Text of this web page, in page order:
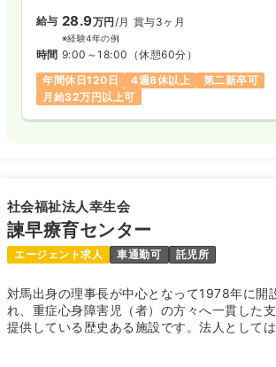
給与 28.9万円/月 賞与3ヶ月
※経験4年の例
時間 9:00～18:00 （休憩60分）
年間休日120日
4週8休以上
第二新卒可
月給32万円以上可
社会福祉法人幸生会
諫早療育センター
エージェント求人 車通勤可 託児所
対馬出身の理事長が中心となって1978年に開
れ、重症心身障害児（者）の方々へ一貫した
提供している歴史ある施設です。法人として